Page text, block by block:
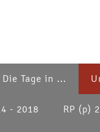
Die Tage in ...
- 2018 RP (p)